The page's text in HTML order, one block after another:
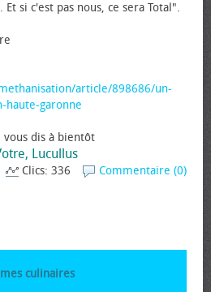
si c'est pas nous, ce sera Total".
article/898686/un-
haute-garonne
vous dis à bientôt
Lucullus
Commentaire (0)
Clics: 336
culinaires